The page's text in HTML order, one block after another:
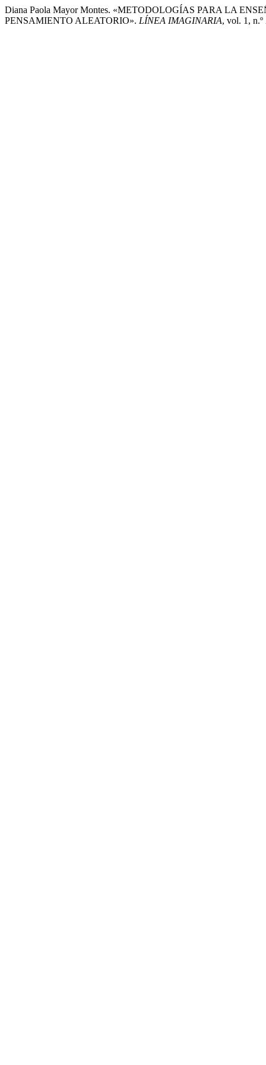
Diana Paola Mayor Montes. «METODOLOGÍAS PARA LA
PENSAMIENTO ALEATORIO». LÍNEA IMAGINARIA, vol. 1,